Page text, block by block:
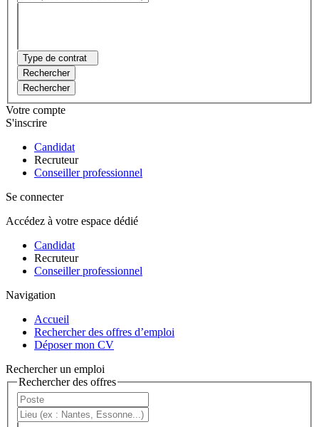
Type de contrat
Rechercher
Rechercher
Votre compte
S'inscrire
Candidat
Recruteur
Conseiller professionnel
Se connecter
Accédez à votre espace dédié
Candidat
Recruteur
Conseiller professionnel
Navigation
Accueil
Rechercher des offres d’emploi
Déposer mon CV
Rechercher un emploi
Rechercher des offres